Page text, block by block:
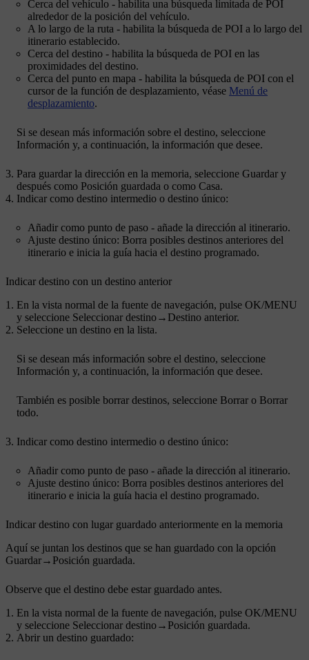
Cerca del vehículo - habilita una búsqueda limitada de POI
alrededor de la posición del vehículo.
A lo largo de la ruta - habilita la búsqueda de POI a lo largo del
itinerario establecido.
Cerca del destino - habilita la búsqueda de POI en las
proximidades del destino.
Cerca del punto en mapa - habilita la búsqueda de POI con el
cursor de la función de desplazamiento, véase Menú de
desplazamiento.
Si se desean más información sobre el destino, seleccione
Información y, a continuación, la información que desee.
Para guardar la dirección en la memoria, seleccione Guardar y
después como Posición guardada o como Casa.
Indicar como destino intermedio o destino único:
Añadir como punto de paso - añade la dirección al itinerario.
Ajuste destino único: Borra posibles destinos anteriores del
itinerario e inicia la guía hacia el destino programado.
Indicar destino con un destino anterior
En la vista normal de la fuente de navegación, pulse OK/MENU
y seleccione Seleccionar destino→ Destino anterior.
Seleccione un destino en la lista.
Si se desean más información sobre el destino, seleccione
Información y, a continuación, la información que desee.
También es posible borrar destinos, seleccione Borrar o Borrar
todo.
Indicar como destino intermedio o destino único:
Añadir como punto de paso - añade la dirección al itinerario.
Ajuste destino único: Borra posibles destinos anteriores del
itinerario e inicia la guía hacia el destino programado.
Indicar destino con lugar guardado anteriormente en la memoria
Aquí se juntan los destinos que se han guardado con la opción
Guardar→ Posición guardada.
Observe que el destino debe estar guardado antes.
En la vista normal de la fuente de navegación, pulse OK/MENU
y seleccione Seleccionar destino→ Posición guardada.
Abrir un destino guardado: